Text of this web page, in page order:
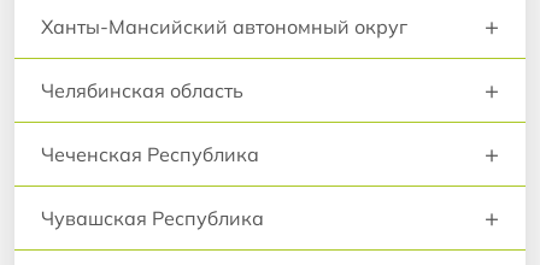
Ханты-Мансийский автономный округ +
Челябинская область +
Чеченская Республика +
Чувашская Республика +